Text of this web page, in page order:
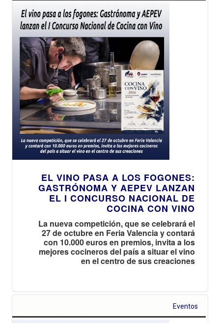
EL VINO PASA A LOS FOGONES:
GASTRÓNOMA Y AEPEV LANZAN
EL I CONCURSO NACIONAL DE
COCINA CON VINO
La nueva competición, que se celebrará el
27 de octubre en Feria Valencia y contará
con 10.000 euros en premios, invita a los
mejores cocineros del país a situar el vino
en el centro de sus creaciones
Eventos